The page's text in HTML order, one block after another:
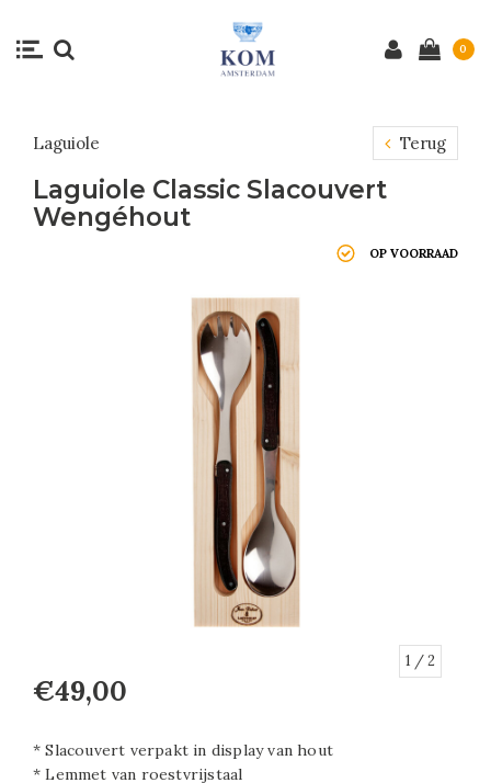
0
Laguiole Terug
Laguiole Classic Slacouvert
Wengéhout
OP VOORRAAD
1 / 2
€49,00
* Slacouvert verpakt in display van hout
* Lemmet van roestvrijstaal